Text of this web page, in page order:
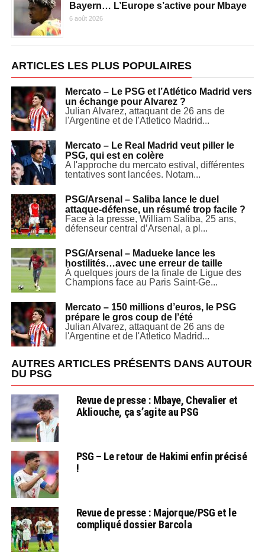
Bayern… L’Europe s’active pour Mbaye
6 août 2026
ARTICLES LES PLUS POPULAIRES
Mercato – Le PSG et l’Atlético Madrid vers
un échange pour Alvarez ?
Julian Alvarez, attaquant de 26 ans de
l'Argentine et de l'Atletico Madrid...
Mercato – Le Real Madrid veut piller le
PSG, qui est en colère
A l'approche du mercato estival, différentes
tentatives sont lancées. Notam...
PSG/Arsenal – Saliba lance le duel
attaque-défense, un résumé trop facile ?
Face à la presse, William Saliba, 25 ans,
défenseur central d’Arsenal, a pl...
PSG/Arsenal – Madueke lance les
hostilités…avec une erreur de taille
À quelques jours de la finale de Ligue des
Champions face au Paris Saint-Ge...
Mercato – 150 millions d’euros, le PSG
prépare le gros coup de l’été
Julian Alvarez, attaquant de 26 ans de
l'Argentine et de l'Atletico Madrid...
AUTRES ARTICLES PRÉSENTS DANS AUTOUR
DU PSG
Revue de presse : Mbaye, Chevalier et
Akliouche, ça s’agite au PSG
PSG – Le retour de Hakimi enfin précisé
!
Revue de presse : Majorque/PSG et le
compliqué dossier Barcola